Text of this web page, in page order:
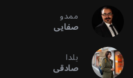
ممدو
صفایی
یلدا
صادقی